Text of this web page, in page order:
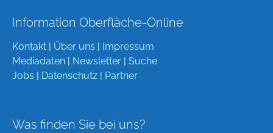
Information Oberfläche-Online
Kontakt | Über uns | Impressum
Mediadaten | Newsletter | Suche
Jobs | Datenschutz | Partner
Was finden Sie bei uns?